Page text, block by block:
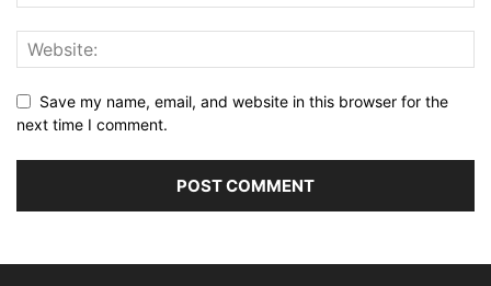
Save my name, email, and website in this browser for the
next time I comment.